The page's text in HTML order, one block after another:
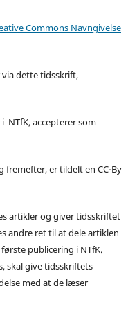
Commons Navngivelse
dette tidsskrift,
NTfK, accepterer som
fremefter, er tildelt en CC-By
artikler og giver tidsskriftet
andre ret til at dele artiklen
publicering i NTfK.
skal give tidsskriftets
med at de læser